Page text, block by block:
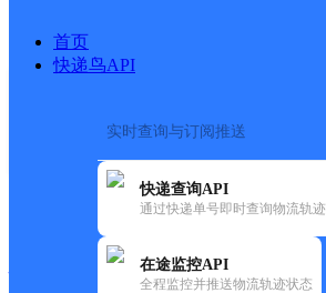
首页
快递鸟API
实时查询与订阅推送
快递查询API
通过快递单号即时查询物流轨迹
在途监控API
全程监控并推送物流轨迹状态
快运大全